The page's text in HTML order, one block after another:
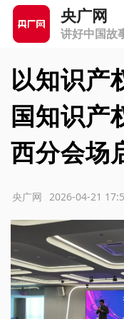
央广网
讲好中国故
以知识产
国知识产
西分会场
2026-04-21
央广网